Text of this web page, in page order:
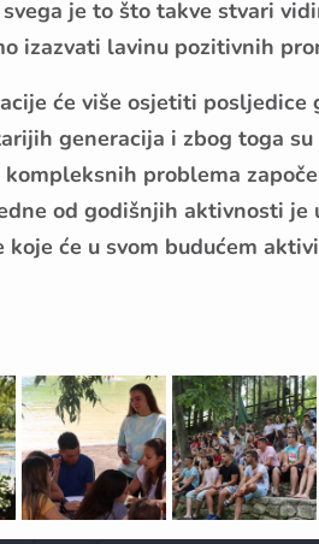
je to što takve stvari
izazvati lavinu pozitivnih
će više osjetiti
generacija i zbog toga
problema
od godišnjih aktivnosti
koje će u svom budućem